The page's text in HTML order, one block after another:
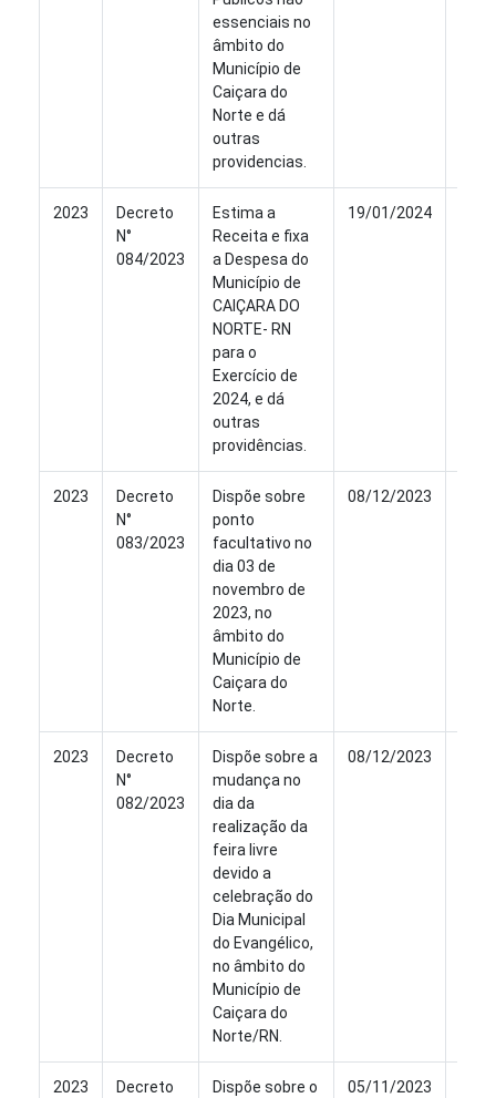
essenciais no
âmbito do
Município de
Caiçara do
Norte e dá
outras
providencias.
2023
Decreto
N°
084/2023
Estima a
Receita e fixa
a Despesa do
Município de
CAIÇARA DO
NORTE- RN
para o
Exercício de
2024, e dá
outras
providências.
19/01/2024
2023
Decreto
N°
083/2023
Dispõe sobre
ponto
facultativo no
dia 03 de
novembro de
2023, no
âmbito do
Município de
Caiçara do
Norte.
08/12/2023
2023
Decreto
N°
082/2023
Dispõe sobre a
mudança no
dia da
realização da
feira livre
devido a
celebração do
Dia Municipal
do Evangélico,
no âmbito do
Município de
Caiçara do
Norte/RN.
08/12/2023
2023 Decreto Dispõe sobre o 05/11/2023